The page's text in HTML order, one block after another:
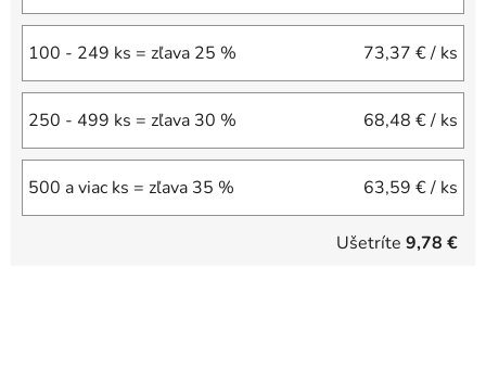
100 - 249 ks = zľava 25 % 73,37 €/ ks
250 - 499 ks = zľava 30 % 68,48 €/ ks
500 a viac ks = zľava 35 % 63,59 €/ ks
Ušetríte 9,78 €